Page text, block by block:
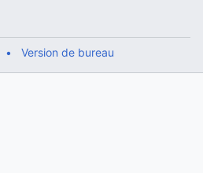
Version de bureau